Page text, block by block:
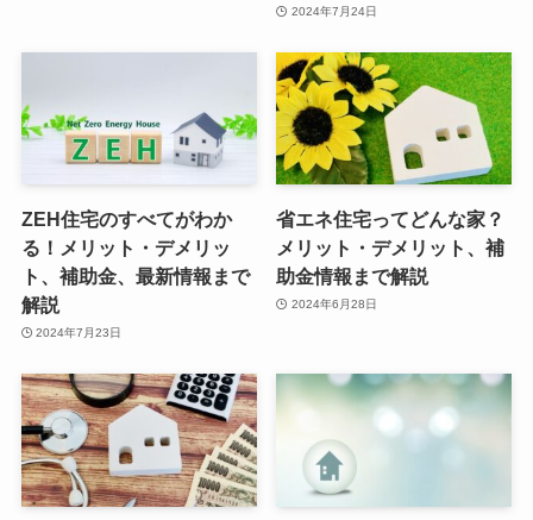
2024年7月24日
ZEH住宅のすべてがわか
る！メリット・デメリッ
ト、補助金、最新情報まで
解説
2024年7月23日
省エネ住宅ってどんな家？
メリット・デメリット、補
助金情報まで解説
2024年6月28日